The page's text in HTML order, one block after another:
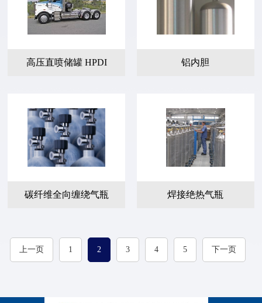
高压直喷储罐 HPDI 铝内胆
碳纤维全向缠绕气瓶 焊接绝热气瓶
上一页 1 2 3 4 5 下一页